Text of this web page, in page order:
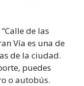
de las
Vía es una de
de la ciudad.
puedes
o autobús.